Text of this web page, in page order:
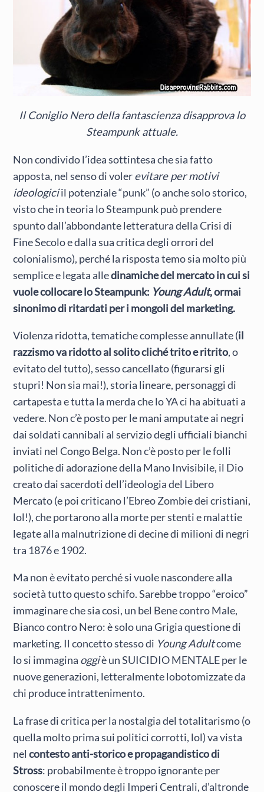
Il Coniglio Nero della fantascienza disapprova lo
Steampunk attuale.
Non condivido l’idea sottintesa che sia fatto
apposta, nel senso di volerevitare per motivi
ideologiciil potenziale “punk” (o anche solo storico,
visto che in teoria lo Steampunk può prendere
spunto dall’abbondante letteratura della Crisi di
Fine Secolo e dalla sua critica degli orrori del
colonialismo), perché la risposta temo sia molto più
semplice e legata alledinamiche del mercato in cui si
vuole collocare lo Steampunk: Young Adult, ormai
sinonimo di ritardati per i mongoli del marketing.
Violenza ridotta, tematiche complesse annullate (il
razzismo va ridotto al solito cliché trito e ritrito, o
evitato del tutto), sesso cancellato (figurarsi gli
stupri! Non sia mai!), storia lineare, personaggi di
cartapesta e tutta la merda che lo YA ci ha abituati a
vedere. Non c’è posto per le mani amputate ai negri
dai soldati cannibali al servizio degli ufficiali bianchi
inviati nel Congo Belga. Non c’è posto per le folli
politiche di adorazione della Mano Invisibile, il Dio
creato dai sacerdoti dell’ideologia del Libero
Mercato (e poi criticano l’Ebreo Zombie dei cristiani,
lol!), che portarono alla morte per stenti e malattie
legate alla malnutrizione di decine di milioni di negri
tra 1876 e 1902.
Ma non è evitato perché si vuole nascondere alla
società tutto questo schifo. Sarebbe troppo “eroico”
immaginare che sia così, un bel Bene contro Male,
Bianco contro Nero: è solo una Grigia questione di
marketing. Il concetto stesso di Young Adultcome
lo si immagina oggiè un SUICIDIO MENTALE per le
nuove generazioni, letteralmente lobotomizzate da
chi produce intrattenimento.
La frase di critica per la nostalgia del totalitarismo (o
quella molto prima sui politici corrotti, lol) va vista
nelcontesto anti-storico e propagandistico di
Stross: probabilmente è troppo ignorante per
conoscere il mondo degli Imperi Centrali, d’altronde